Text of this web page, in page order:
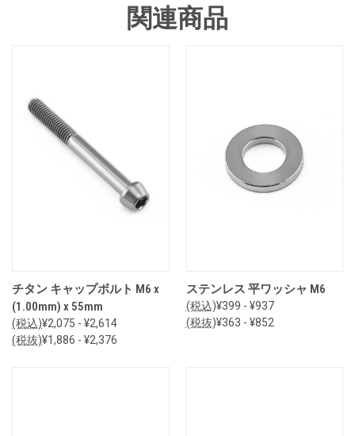
関連商品
チタン キャップボルト M6 x
(1.00mm) x 55mm
¥2,075 - ¥2,614
(税込)
¥1,886 - ¥2,376
(税抜)
ステンレス 平ワッシャ M6
¥399 - ¥937
(税込)
¥363 - ¥852
(税抜)